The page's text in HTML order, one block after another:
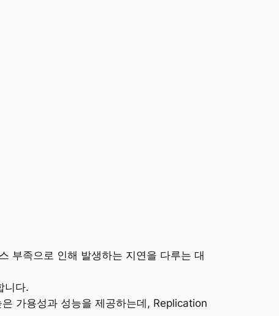
부족으로 인해 발생하는 지연을 다루는 대
니다.
은 가용성과 성능을 제공하는데, Replication